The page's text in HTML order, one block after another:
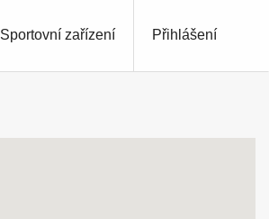
Přihlášení
Sportovní zařízení